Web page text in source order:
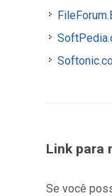
Link para
Se você